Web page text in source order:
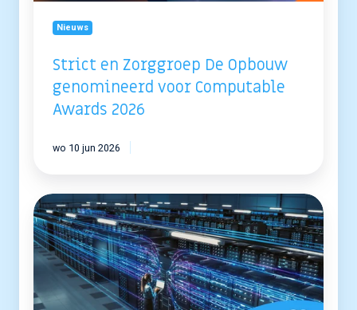
Nieuws
Strict en Zorggroep De Opbouw
genomineerd voor Computable
Awards 2026
wo 10 jun 2026
Digitale
soevereiniteit
geeft
strategische
bewegingsruimte